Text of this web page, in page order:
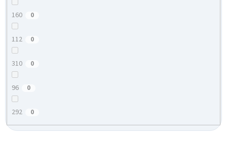
160 0
112 0
310 0
96 0
292 0